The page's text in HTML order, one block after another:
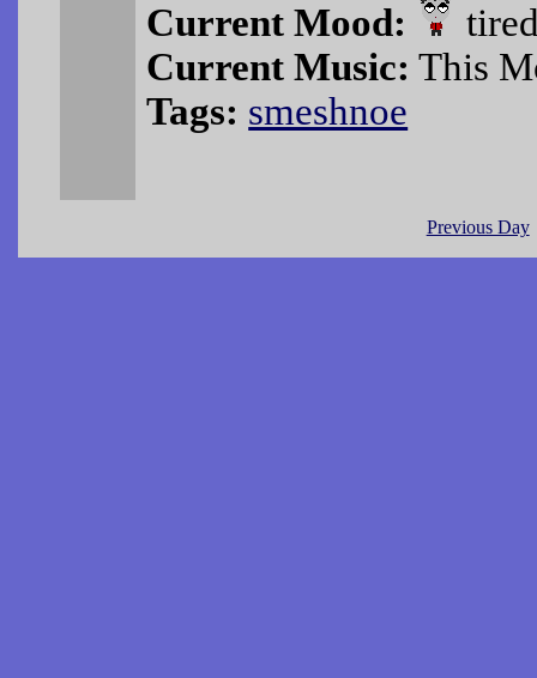
Current Mood:
Current Music: This
Tags: smeshnoe
Previous Day